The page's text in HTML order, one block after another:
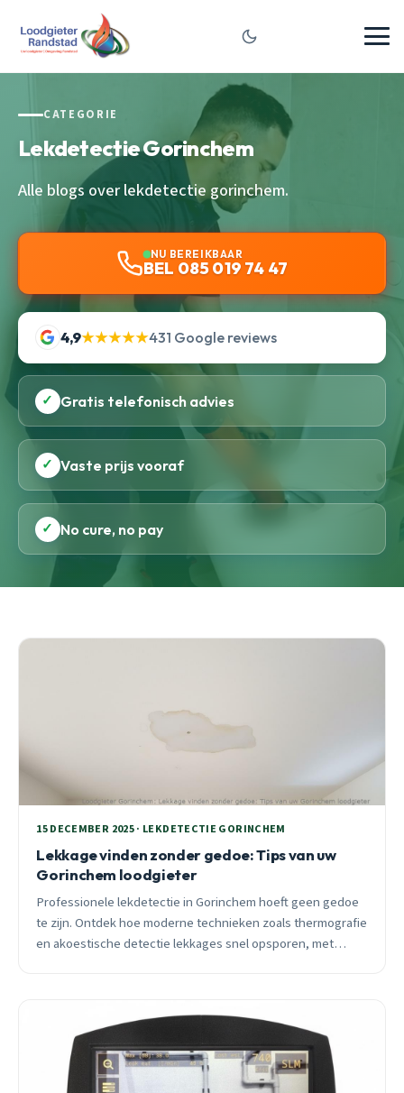
CATEGORIE
Lekdetectie Gorinchem
Alle blogs over lekdetectie gorinchem.
NU BEREIKBAAR
BEL 085 019 74 47
4,9★★★★★431 Google reviews
✓ Gratis telefonisch advies
✓ Vaste prijs vooraf
✓ No cure, no pay
15 DECEMBER 2025 · LEKDETECTIE GORINCHEM
Lekkage vinden zonder gedoe: Tips van uw
Gorinchem loodgieter
Professionele lekdetectie in Gorinchem hoeft geen gedoe
te zijn. Ontdek hoe moderne technieken zoals thermografie
en akoestische detectie lekkages snel opsporen, met